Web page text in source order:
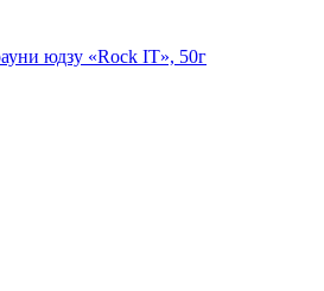
юдзу «Rock IT», 50г